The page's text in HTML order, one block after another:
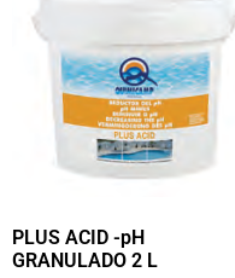
PLUS ACID -pH
GRANULADO 2 L